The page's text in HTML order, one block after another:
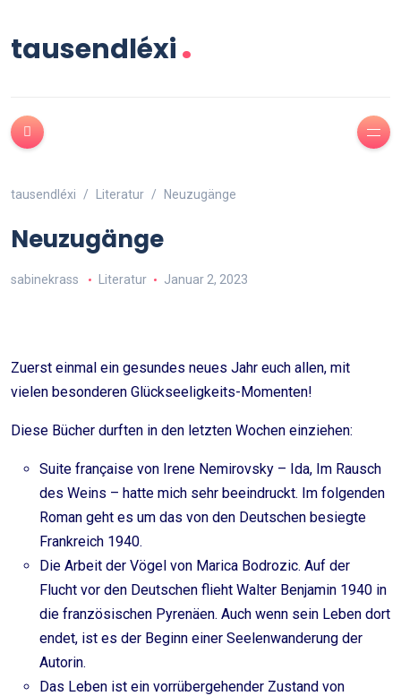
tausendléxi.
tausendléxi Literatur Neuzugänge
Neuzugänge
sabinekrass Literatur Januar 2, 2023
Zuerst einmal ein gesundes neues Jahr euch allen, mit
vielen besonderen Glückseeligkeits-Momenten!
Diese Bücher durften in den letzten Wochen einziehen:
Suite française von Irene Nemirovsky – Ida, Im Rausch
des Weins – hatte mich sehr beeindruckt. Im folgenden
Roman geht es um das von den Deutschen besiegte
Frankreich 1940.
Die Arbeit der Vögel von Marica Bodrozic. Auf der
Flucht vor den Deutschen flieht Walter Benjamin 1940 in
die französischen Pyrenäen. Auch wenn sein Leben dort
endet, ist es der Beginn einer Seelenwanderung der
Autorin.
Das Leben ist ein vorrübergehender Zustand von